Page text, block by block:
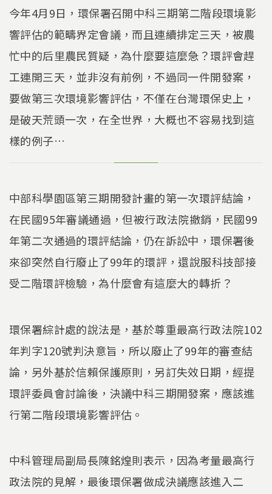
今年4月9日，環保署召開中科三期第二階段環境影
響評估的範疇界定會議，而且連續排定三天，被農
忙中的后里農民質疑，為什麼要這麼急？環評會趕
工連開三天，並非沒有前例，不過同一件開發案，
要做第三次環境影響評估，不僅在台灣環保史上，
是破天荒頭一次，在全世界，大概也不容易找到這
樣的例子…
中部科學園區第三期開發計畫的第一次環評結論，
在民國95年審議通過，但被行政法院撤銷，民國99
年第二次通過的環評結論，仍在訴訟中，環保署後
來卻突然自行廢止了99年的環評，還說服科技部接
受二階環評檢驗，為什麼會有這麼大的轉折？
環保署綜計處的說法是，基於尊重最高行政法院102
年判字120號判決意旨，所以廢止了99年的審查結
論，另外基於信賴保護原則，另訂失效日期，經提
環評委員會討論後，決議中科三期開發案，應該進
行第二階段環境影響評估。
中科管理局副局長陳銘煌則表示，因為考量最高行
政法院的見解，最後環保署做成決議應該進入二